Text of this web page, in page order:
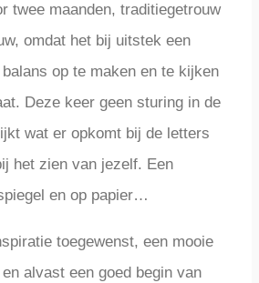
twee maanden, traditiegetrouw
omdat het bij uitstek een
op te maken en te kijken
Deze keer geen sturing in de
wat er opkomt bij de letters
het zien van jezelf. Een
en op papier…
toegewenst, een mooie
alvast een goed begin van